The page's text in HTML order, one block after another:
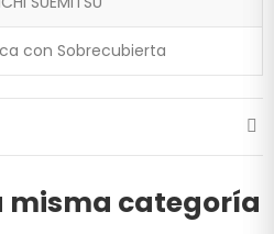
con Sobrecubierta
misma categoría